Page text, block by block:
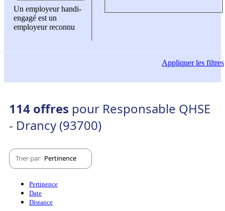
Un employeur handi-
engagé est un
employeur reconnu
Appliquerles filtres
114 offres pour Responsable QHSE
- Drancy (93700)
Trier par Pertinence
Pertinence
Date
Distance